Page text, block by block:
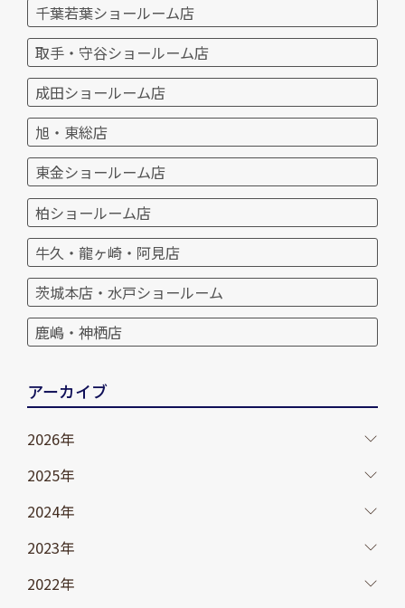
千葉若葉ショールーム店
取手・守谷ショールーム店
成田ショールーム店
旭・東総店
東金ショールーム店
柏ショールーム店
牛久・龍ヶ崎・阿見店
茨城本店・水戸ショールーム
鹿嶋・神栖店
アーカイブ
2026年
2025年
2024年
2023年
2022年